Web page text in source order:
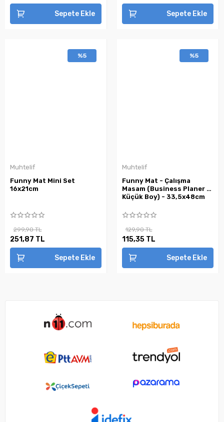
Sepete Ekle Sepete Ekle
%5
Muhtelif
Funny Mat Mini Set
16x21cm
299,90 TL
251,87 TL
Sepete Ekle
%5
Muhtelif
Funny Mat - Çalışma
Masam (Business Planer -
Küçük Boy) - 33,5x48cm
129,90 TL
115,35 TL
Sepete Ekle